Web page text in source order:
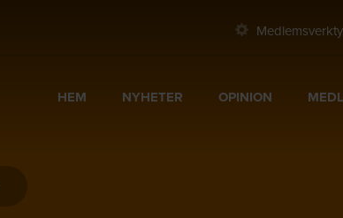
HEM NYHETER OPINION